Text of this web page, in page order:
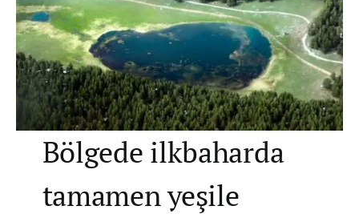
Bölgede ilkbaharda
tamamen yeşile